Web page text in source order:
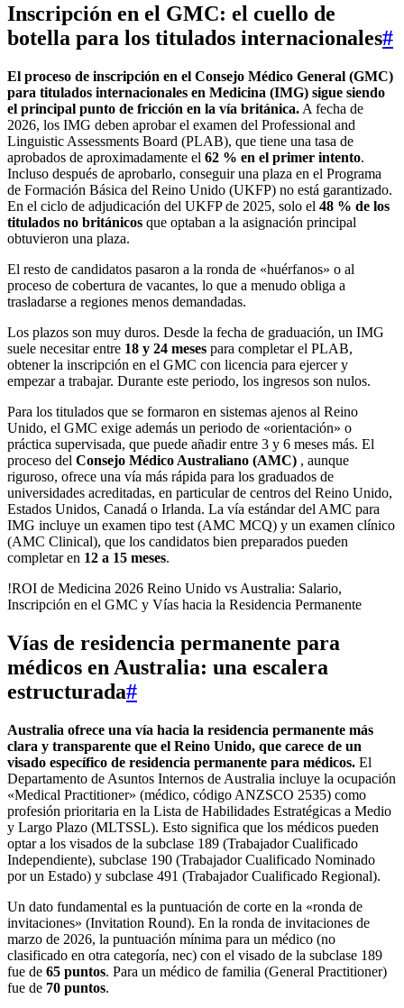
Inscripción en el GMC: el cuello de
botella para los titulados internacionales#
El proceso de inscripción en el Consejo Médico General (GMC)
para titulados internacionales en Medicina (IMG) sigue siendo
el principal punto de fricción en la vía británica. A fecha de
2026, los IMG deben aprobar el examen del Professional and
Linguistic Assessments Board (PLAB), que tiene una tasa de
aprobados de aproximadamente el 62 % en el primer intento.
Incluso después de aprobarlo, conseguir una plaza en el Programa
de Formación Básica del Reino Unido (UKFP) no está garantizado.
En el ciclo de adjudicación del UKFP de 2025, solo el 48 % de los
titulados no británicos que optaban a la asignación principal
obtuvieron una plaza.
El resto de candidatos pasaron a la ronda de «huérfanos» o al
proceso de cobertura de vacantes, lo que a menudo obliga a
trasladarse a regiones menos demandadas.
Los plazos son muy duros. Desde la fecha de graduación, un IMG
suele necesitar entre 18 y 24 meses para completar el PLAB,
obtener la inscripción en el GMC con licencia para ejercer y
empezar a trabajar. Durante este periodo, los ingresos son nulos.
Para los titulados que se formaron en sistemas ajenos al Reino
Unido, el GMC exige además un periodo de «orientación» o
práctica supervisada, que puede añadir entre 3 y 6 meses más. El
proceso del Consejo Médico Australiano (AMC) , aunque
riguroso, ofrece una vía más rápida para los graduados de
universidades acreditadas, en particular de centros del Reino Unido,
Estados Unidos, Canadá o Irlanda. La vía estándar del AMC para
IMG incluye un examen tipo test (AMC MCQ) y un examen clínico
(AMC Clinical), que los candidatos bien preparados pueden
completar en 12 a 15 meses.
!ROI de Medicina 2026 Reino Unido vs Australia: Salario,
Inscripción en el GMC y Vías hacia la Residencia Permanente
Vías de residencia permanente para
médicos en Australia: una escalera
estructurada#
Australia ofrece una vía hacia la residencia permanente más
clara y transparente que el Reino Unido, que carece de un
visado específico de residencia permanente para médicos. El
Departamento de Asuntos Internos de Australia incluye la ocupación
«Medical Practitioner» (médico, código ANZSCO 2535) como
profesión prioritaria en la Lista de Habilidades Estratégicas a Medio
y Largo Plazo (MLTSSL). Esto significa que los médicos pueden
optar a los visados de la subclase 189 (Trabajador Cualificado
Independiente), subclase 190 (Trabajador Cualificado Nominado
por un Estado) y subclase 491 (Trabajador Cualificado Regional).
Un dato fundamental es la puntuación de corte en la «ronda de
invitaciones» (Invitation Round). En la ronda de invitaciones de
marzo de 2026, la puntuación mínima para un médico (no
clasificado en otra categoría, nec) con el visado de la subclase 189
fue de 65 puntos. Para un médico de familia (General Practitioner)
fue de 70 puntos.